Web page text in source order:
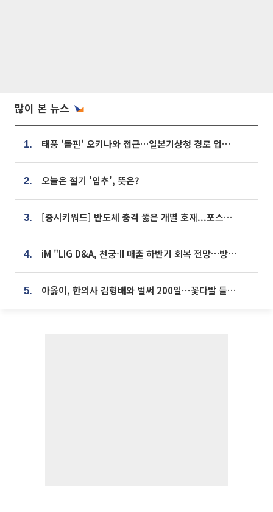
많이 본 뉴스
1. 태풍 '돌핀' 오키나와 접근…일본기상청 경로 업데이트
2. 오늘은 절기 '입추', 뜻은?
3. [증시키워드] 반도체 충격 뚫은 개별 호재...포스코퓨처엠·에코프로·한화솔루션 '눈길'
4. iM "LIG D&A, 천궁-II 매출 하반기 회복 전망…방산 톱픽 유지"
5. 아옳이, 한의사 김형배와 벌써 200일⋯꽃다발 들고 "프러포즈 아냐"